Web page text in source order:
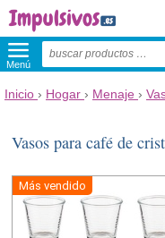
Menú
Inicio › Hogar › Menaje ›
Vasos para café de
Más vendido